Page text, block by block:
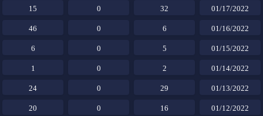
01/17/2022
32
0
15
01/16/2022
6
0
46
01/15/2022
5
0
6
01/14/2022
2
0
1
01/13/2022
29
0
24
01/12/2022
16
0
20